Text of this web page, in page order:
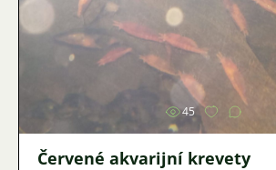
Zdjęcie
45
Červené akvarijní krevety